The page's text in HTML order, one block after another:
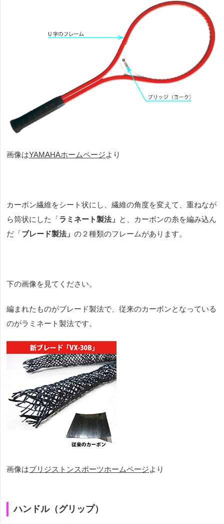
画像はYAMAHAホームページより
カーボン繊維をシート状にし、繊維の角度を変えて、重ねなが
ら筒状にした「ラミネート製法」 と、カーボンの糸を編み込ん
だ「ブレード製法」 の２種類のフレームがあります。
下の画像を見てください。
編まれたものがブレード製法で、従来のカーボンとなっている
のがラミネート製法です。
画像はブリジストンスポーツホームページより
ハンドル（グリップ）